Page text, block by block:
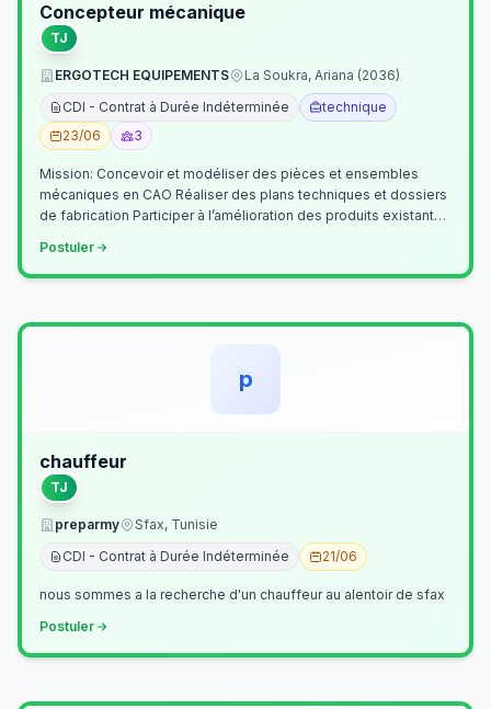
Concepteur mécanique
TJ
ERGOTECH EQUIPEMENTS
La Soukra, Ariana (2036)
CDI - Contrat à Durée Indéterminée
technique
23/06
3
Mission: Concevoir et modéliser des pièces et ensembles
mécaniques en CAO Réaliser des plans techniques et dossiers
de fabrication Participer à l’amélioration des produits existants
Postuler
p
chauffeur
TJ
preparmy
Sfax, Tunisie
CDI - Contrat à Durée Indéterminée
21/06
nous sommes a la recherche d'un chauffeur au alentoir de sfax
Postuler